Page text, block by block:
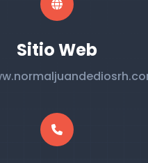
Sitio Web